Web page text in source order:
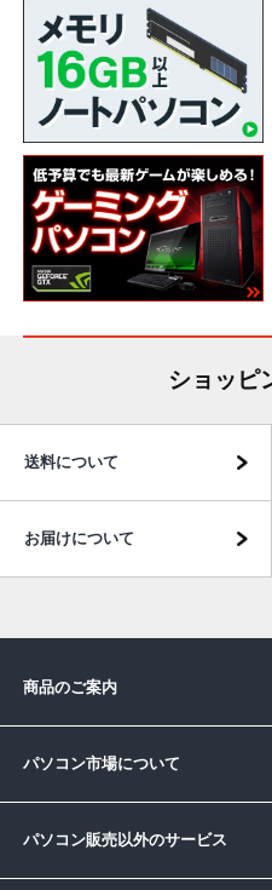
ショッピ
送料について
お届けについて
商品のご案内
パソコン市場について
パソコン販売以外のサービス